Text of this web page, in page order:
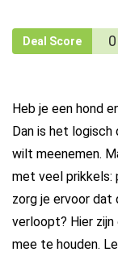
Deal Score 0
Heb je een hond
Dan is het
wilt meenemen.
met veel prikkels:
zorg je ervoor dat
verloopt? Hier zijn
mee te houden.